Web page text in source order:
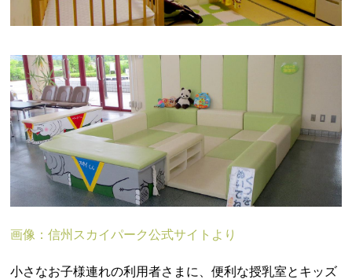
画像：信州スカイパーク公式サイトより
小さなお子様連れの利用者さまに、便利な授乳室とキッズ